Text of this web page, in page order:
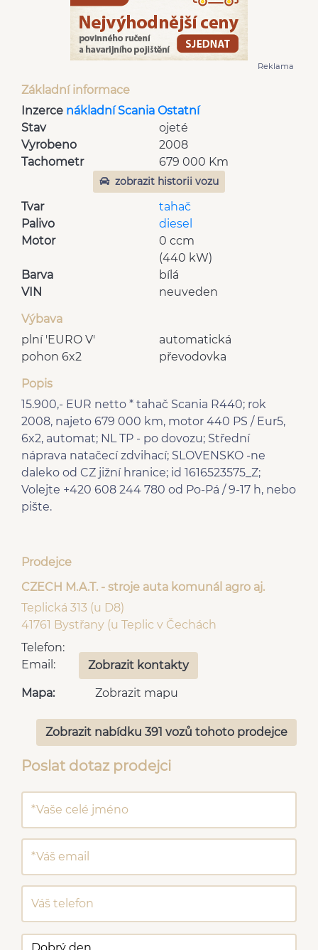
Reklama
Základní informace
Inzerce nákladní Scania Ostatní
Stav
ojeté
Vyrobeno
2008
Tachometr
679 000 Km
zobrazit historii vozu
Tvar
tahač
Palivo
diesel
Motor
0 ccm
(440 kW)
Barva
bílá
VIN
neuveden
Výbava
automatická
převodovka
plní 'EURO V'
pohon 6x2
Popis
15.900,- EUR netto * tahač Scania R440; rok
2008, najeto 679 000 km, motor 440 PS / Eur5,
6x2, automat; NL TP - po dovozu; Střední
náprava natačecí zdvihací; SLOVENSKO -ne
daleko od CZ jižní hranice; id 1616523575_Z;
Volejte +420 608 244 780 od Po-Pá / 9-17 h, nebo
pište.
Prodejce
CZECH M.A.T. - stroje auta komunál agro aj.
Teplická 313 (u D8)
41761 Bystřany (u Teplic v Čechách
Telefon:
Email:
Zobrazit kontakty
Mapa: Zobrazit mapu
Zobrazit nabídku 391 vozů tohoto prodejce
Poslat dotaz prodejci